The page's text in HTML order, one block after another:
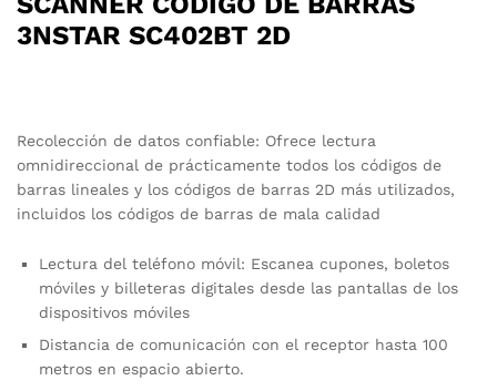
3NSTAR SC402BT 2D
Recolección de datos confiable: Ofrece lectura
omnidireccional de prácticamente todos los códigos de
barras lineales y los códigos de barras 2D más utilizados,
incluidos los códigos de barras de mala calidad
Lectura del teléfono móvil: Escanea cupones, boletos
móviles y billeteras digitales desde las pantallas de los
dispositivos móviles
Distancia de comunicación con el receptor hasta 100
metros en espacio abierto.